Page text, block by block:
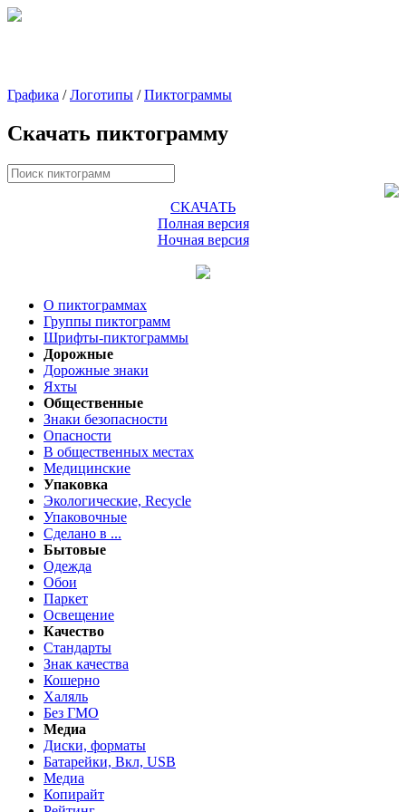
Графика /Логотипы /Пиктограммы
Скачать пиктограмму
СКАЧАТЬ
Полная версия
Ночная версия
О пиктограммах
Группы пиктограмм
Шрифты-пиктограммы
Дорожные
Дорожные знаки
Яхты
Общественные
Знаки безопасности
Опасности
В общественных местах
Медицинские
Упаковка
Экологические, Recycle
Упаковочные
Сделано в ...
Бытовые
Одежда
Обои
Паркет
Освещение
Качество
Стандарты
Знак качества
Кошерно
Халяль
Без ГМО
Медиа
Диски, форматы
Батарейки, Вкл, USB
Медиа
Копирайт